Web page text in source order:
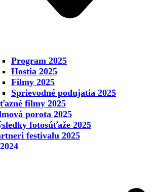
Program 2025
Hostia 2025
Filmy 2025
Sprievodné podujatia 2025
filmy 2025
porota 2025
fotosúťaže 2025
festivalu 2025